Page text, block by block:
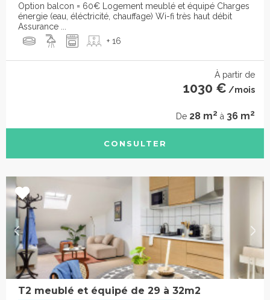
Option balcon = 60€ Logement meublé et équipé Charges
énergie (eau, éléctricité, chauffage) Wi-fi très haut débit
Assurance ...
+ 16
À partir de
1030 € /mois
De 28 m2 à 36 m2
CONSULTER
T2 meublé et équipé de 29 à 32m2